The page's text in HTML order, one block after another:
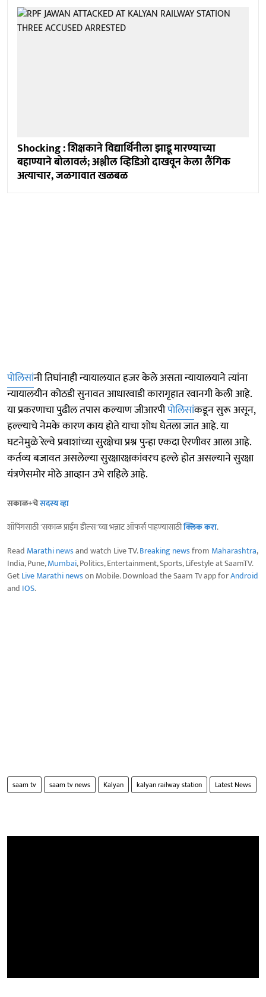
Shocking : शिक्षकाने विद्यार्थिनीला झाडू मारण्याच्या
बहाण्याने बोलावलं; अश्लील व्हिडिओ दाखवून केला लैंगिक
अत्याचार, जळगावात खळबळ
पोलिसांनी तिघांनाही न्यायालयात हजर केले असता न्यायालयाने त्यांना
न्यायालयीन कोठडी सुनावत आधारवाडी कारागृहात रवानगी केली आहे.
या प्रकरणाचा पुढील तपास कल्याण जीआरपीपोलिसांकडून सुरू असून,
हल्ल्याचे नेमके कारण काय होते याचा शोध घेतला जात आहे. या
घटनेमुळे रेल्वे प्रवाशांच्या सुरक्षेचा प्रश्न पुन्हा एकदा ऐरणीवर आला आहे.
कर्तव्य बजावत असलेल्या सुरक्षारक्षकांवरच हल्ले होत असल्याने सुरक्षा
यंत्रणेसमोर मोठे आव्हान उभे राहिले आहे.
सकाळ+चेसदस्य व्हा
शॉपिंगसाठी 'सकाळ प्राईम डील्स'च्या भन्नाट ऑफर्स पाहण्यासाठीक्लिक करा.
Read Marathi newsand watch Live TV.Breaking newsfrom Maharashtra,
India, Pune,Mumbai, Politics, Entertainment, Sports, Lifestyle at SaamTV.
GetLive Marathi newson Mobile. Download the Saam Tv app forAndroid
and IOS.
saam tv saam tv news Kalyan kalyan railway station Latest News